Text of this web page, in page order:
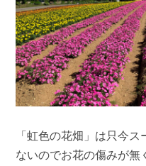
「虹色の花畑」は只今
ないのでお花の傷みが無